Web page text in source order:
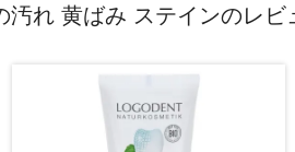
汚れ 黄ばみ ステインのレビ